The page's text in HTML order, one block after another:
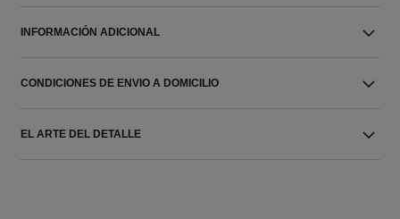
INFORMACIÓN ADICIONAL
CONDICIONES DE ENVIO A DOMICILIO
EL ARTE DEL DETALLE